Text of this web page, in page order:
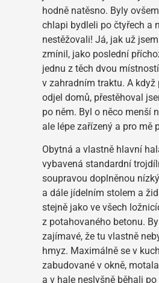
hodně natěsno. Byly
chlapi bydleli po čtyřech a
nestěžovali! Já, jak už
zmínil, jako poslední
jednu z těch dvou
v zahradním traktu. A když
odjel domů, přestěhoval
po něm. Byl o něco menší
ale lépe zařízený a pro mě
Obytná a vlastně hlavní
vybavená standardní
soupravou doplněnou
a dále jídelním stolem a
stejně jako ve všech
z potahovaného betonu.
zajímavé, že tu vlastně
hmyz. Maximálně se v
zabudované v okně,
a v hale neslyšně běhali